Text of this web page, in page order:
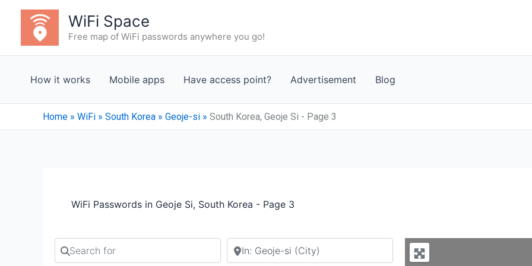
content
WiFi Space
Free map of WiFi passwords anywhere you go!
How it works Mobile apps Have access point? Advertisement Blog
Home » WiFi » South Korea » Geoje-si » South Korea, Geoje Si - Page 3
WiFi Passwords in Geoje Si, South Korea - Page 3
Search for Search by city or country